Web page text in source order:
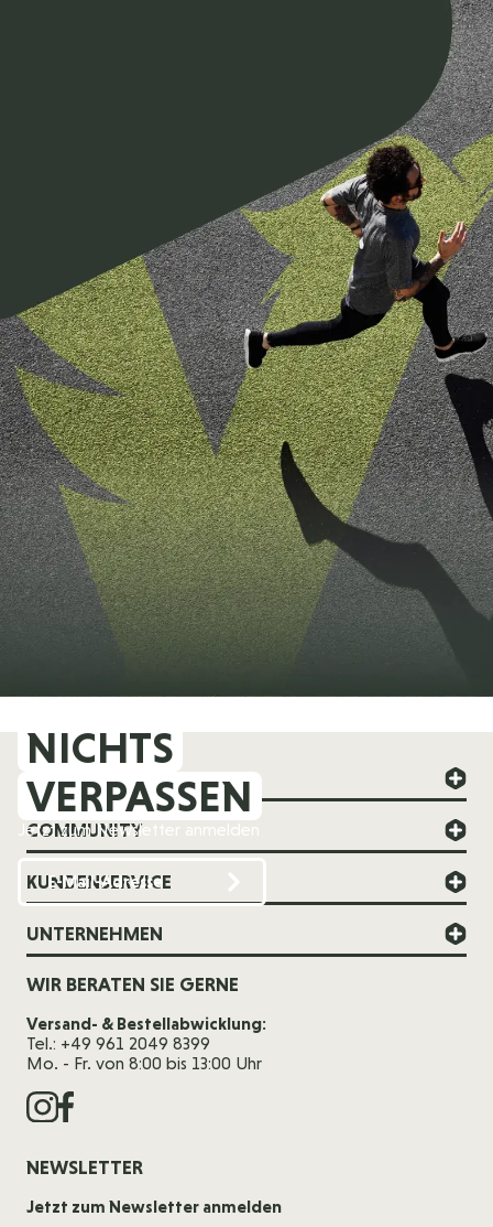
NICHTS
VERPASSEN
Jetzt zum Newsletter anmelden
FOREVER YOUNG
COMMUNITY
KUNDENSERVICE
UNTERNEHMEN
WIR BERATEN SIE GERNE
Versand- & Bestellabwicklung:
Tel.: +49 961 2049 8399
Mo. - Fr. von 8:00 bis 13:00 Uhr
NEWSLETTER
Jetzt zum Newsletter anmelden